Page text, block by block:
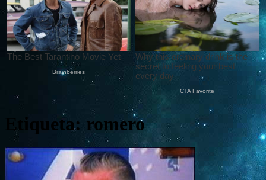
Etiqueta: romero